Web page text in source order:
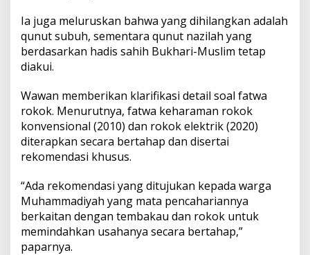
Ia juga meluruskan bahwa yang dihilangkan adalah
qunut subuh, sementara qunut nazilah yang
berdasarkan hadis sahih Bukhari-Muslim tetap
diakui.
Wawan memberikan klarifikasi detail soal fatwa
rokok. Menurutnya, fatwa keharaman rokok
konvensional (2010) dan rokok elektrik (2020)
diterapkan secara bertahap dan disertai
rekomendasi khusus.
“Ada rekomendasi yang ditujukan kepada warga
Muhammadiyah yang mata pencahariannya
berkaitan dengan tembakau dan rokok untuk
memindahkan usahanya secara bertahap,”
paparnya.